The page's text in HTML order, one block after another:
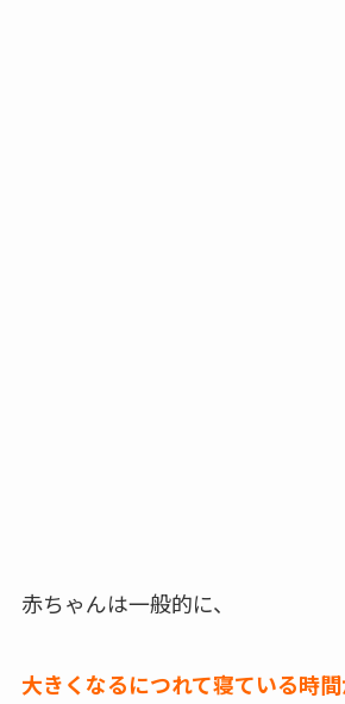
赤ちゃんは一般的に、
大きくなるにつれて寝ている時間